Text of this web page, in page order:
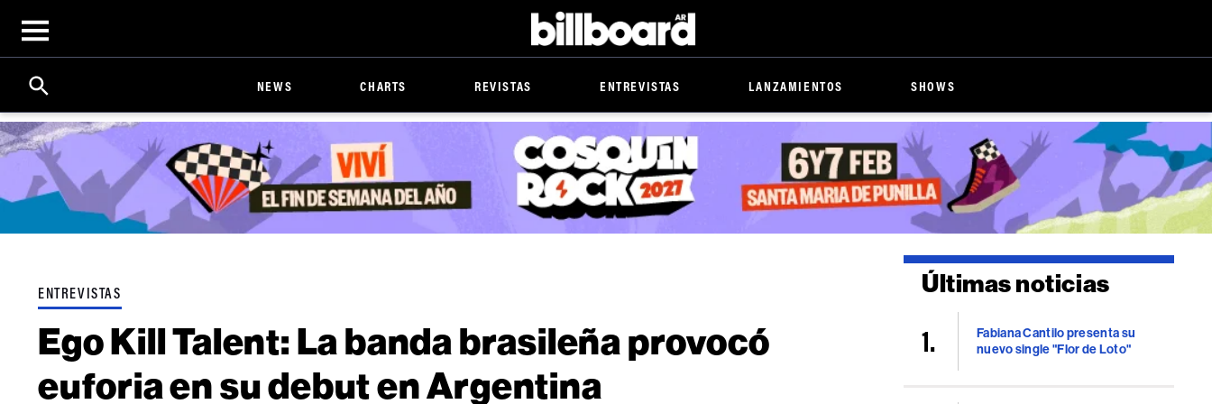
Open
menu
Billboard
Search
Click
Expand
Search
Input
NEWS CHARTS REVISTAS ENTREVISTAS LANZAMIENTOS SHOWS
ENTREVISTAS
Ego Kill Talent: La banda brasileña provocó
euforia en su debut en Argentina
Últimas noticias
Fabiana Cantilo presenta su
nuevo single "Flor de Loto"